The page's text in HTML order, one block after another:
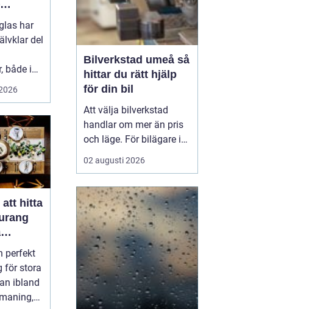
med
har
del
både i
att hitta
i
perfekt
för stora
ibland
Bilverkstad umeå så
hittar du rätt hjälp
för din bil
Att välja bilverkstad
handlar om mer än pris
och läge. För bilägare i
Umeå väger trygghet,
tillgänglighet och tydliga
tungt. Enmodern
bilverkst...
02 augusti 2026